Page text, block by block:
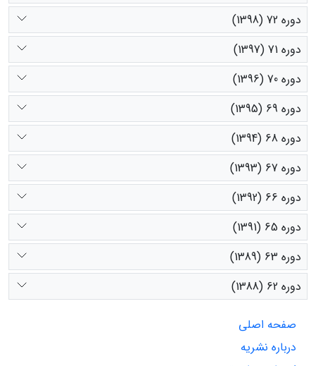
دوره 72 (1398)
دوره 71 (1397)
دوره 70 (1396)
دوره 69 (1395)
دوره 68 (1394)
دوره 67 (1393)
دوره 66 (1392)
دوره 65 (1391)
دوره 63 (1389)
دوره 62 (1388)
صفحه اصلی
درباره نشریه